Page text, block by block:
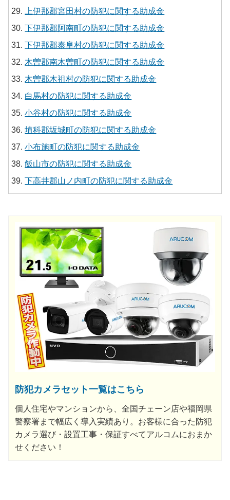
上伊那郡宮田村の防犯に関する助成金
下伊那郡阿南町の防犯に関する助成金
下伊那郡泰阜村の防犯に関する助成金
木曽郡南木曽町の防犯に関する助成金
木曽郡木祖村の防犯に関する助成金
白馬村の防犯に関する助成金
小谷村の防犯に関する助成金
埴科郡坂城町の防犯に関する助成金
小布施町の防犯に関する助成金
飯山市の防犯に関する助成金
下高井郡山ノ内町の防犯に関する助成金
防犯カメラセット一覧はこちら
個人住宅やマンションから、全国チェーン店や福岡県
警察署まで幅広く導入実績あり。お客様に合った防犯
カメラ選び・設置工事・保証すべてアルコムにおまか
せください！